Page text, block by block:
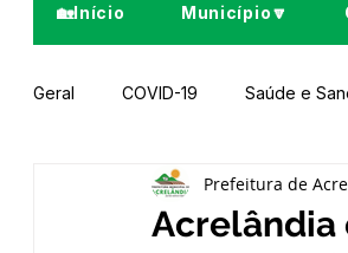
🏡Início Município🔽
Geral COVID-19 Saúde e
Infraestrutura e Obras
Acrelândia
Prefeitura de